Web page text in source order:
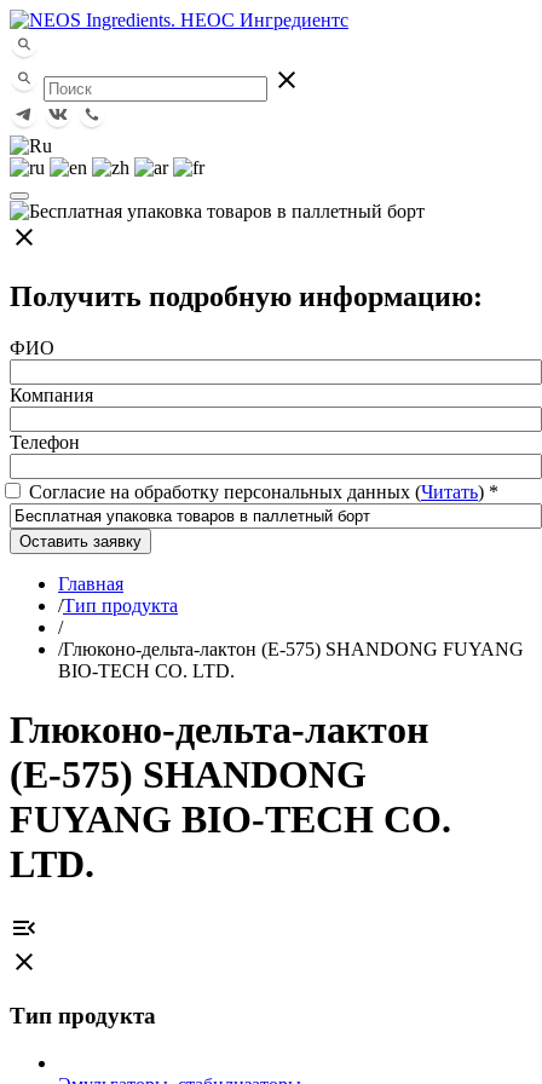
close
close
Получить подробную информацию:
ФИО
Компания
Телефон
Согласие на обработку персональных данных (Читать) *
Оставить заявку
Главная
/Тип продукта
/
/Глюконо-дельта-лактон (Е-575) SHANDONG FUYANG
BIO-TECH CO. LTD.
Глюконо-дельта-лактон
(Е-575) SHANDONG
FUYANG BIO-TECH CO.
LTD.
menu_open
close
Тип продукта